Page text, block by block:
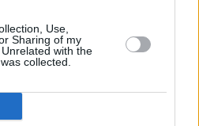
Use,
Sharing of my
with the
collected.
Santiago de Compostela
euros por trayecto
abre hoy su primera tienda